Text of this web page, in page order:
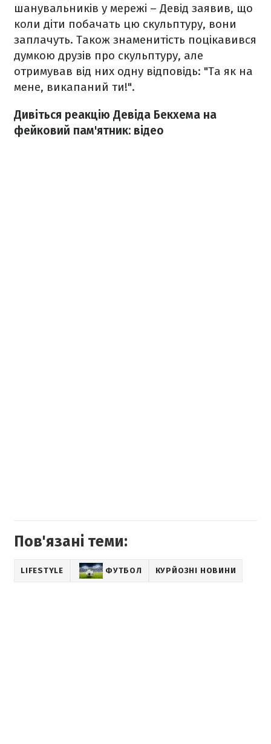
шанувальників у мережі – Девід заявив, що
коли діти побачать цю скульптуру, вони
заплачуть. Також знаменитість поцікавився
думкою друзів про скульптуру, але
отримував від них одну відповідь: "Та як на
мене, викапаний ти!".
Дивіться реакцію Девіда Бекхема на
фейковий пам'ятник: відео
Пов'язані теми:
LIFESTYLE ФУТБОЛ КУРЙОЗНІ НОВИНИ